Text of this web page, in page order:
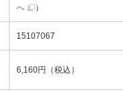
へ
）
15107067
6,160円（税込）